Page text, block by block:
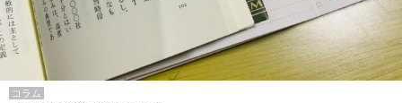
コラム